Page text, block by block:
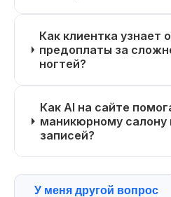
Как клиентка узнает
предоплаты за
ногтей?
Как AI на сайте
маникюрному салону
записей?
У меня другой вопрос